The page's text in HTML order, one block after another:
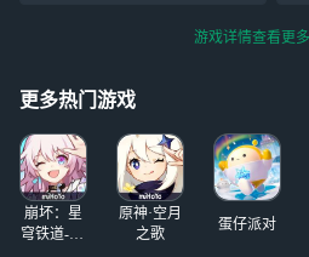
大部分玩家的手机
使用云游戏，就能
够不占内存免下载
游玩了，那么接下
来本文就来告诉大
家代号鸢/如鸢云
游戏游玩方法，港
台服的老玩家也可
明。 只有在宇与
宙的缝隙，昔日的
在的一线生机。
茕。嗟怀淑女，伤
痛可愈？ 穿越千
载，能否拯救此
游戏详情查看更
更多热门游戏
崩坏：星
穹铁道-4.4
原神·空月
之歌
蛋仔派对